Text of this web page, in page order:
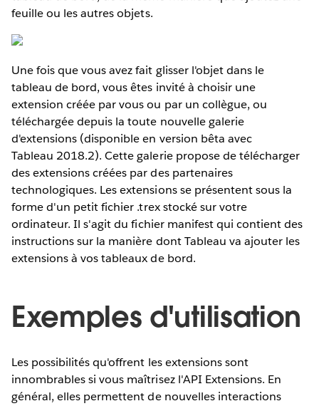
feuille ou les autres objets.
Une fois que vous avez fait glisser l'objet dans le
tableau de bord, vous êtes invité à choisir une
extension créée par vous ou par un collègue, ou
téléchargée depuis la toute nouvelle galerie
d'extensions (disponible en version bêta avec
Tableau 2018.2). Cette galerie propose de télécharger
des extensions créées par des partenaires
technologiques. Les extensions se présentent sous la
forme d'un petit fichier .trex stocké sur votre
ordinateur. Il s'agit du fichier manifest qui contient des
instructions sur la manière dont Tableau va ajouter les
extensions à vos tableaux de bord.
Exemples d'utilisation
Les possibilités qu'offrent les extensions sont
innombrables si vous maîtrisez l'API Extensions. En
général, elles permettent de nouvelles interactions